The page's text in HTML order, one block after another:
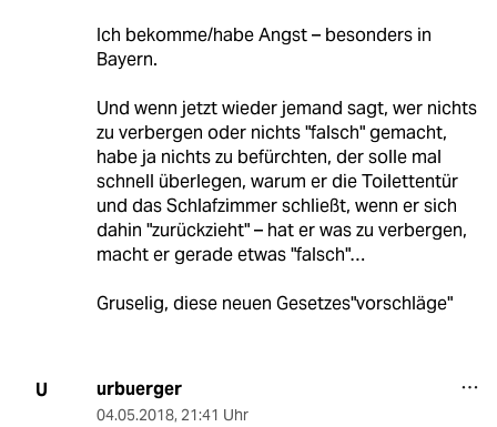
Ich bekomme/habe Angst – besonders in
Bayern.
Und wenn jetzt wieder jemand sagt, wer nichts
zu verbergen oder nichts "falsch" gemacht,
habe ja nichts zu befürchten, der solle mal
schnell überlegen, warum er die Toilettentür
und das Schlafzimmer schließt, wenn er sich
dahin "zurückzieht" – hat er was zu verbergen,
macht er gerade etwas "falsch"…
Gruselig, diese neuen Gesetzes"vorschläge"
U urbuerger
04.05.2018, 21:41 Uhr